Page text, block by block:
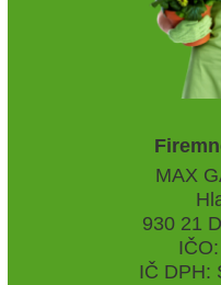
MAX
930 21
IČ DPH: